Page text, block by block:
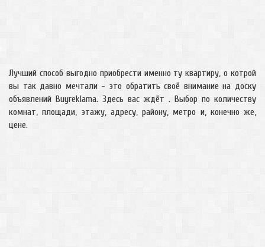
Лучший способ выгодно приобрести именно ту квартиру, о котрой
вы так давно мечтали - это обратить своё внимание на доску
объявлений Buyreklama. Здесь вас ждёт . Выбор по количеству
комнат, площади, этажу, адресу, району, метро и, конечно же,
цене.